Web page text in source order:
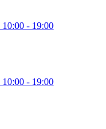
10:00 - 19:00
10:00 - 19:00